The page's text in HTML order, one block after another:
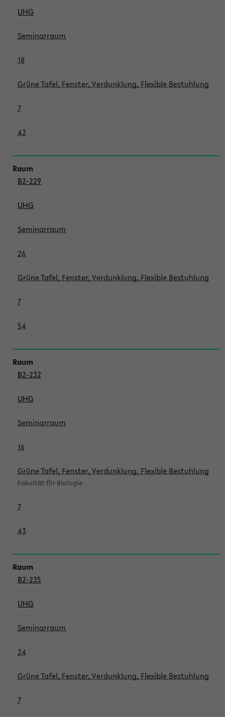
UHG
Seminarraum
18
Grüne Tafel, Fenster, Verdunklung, Flexible Bestuhlung
7
42
B2-229
UHG
Seminarraum
26
Grüne Tafel, Fenster, Verdunklung, Flexible Bestuhlung
7
54
B2-232
UHG
Seminarraum
16
Grüne Tafel, Fenster, Verdunklung, Flexible Bestuhlung
Fakultät für Biologie
7
43
B2-235
UHG
Seminarraum
24
Grüne Tafel, Fenster, Verdunklung, Flexible Bestuhlung
7